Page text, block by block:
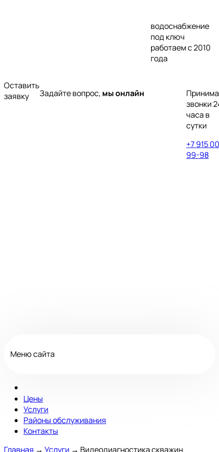
водоснабжение
под ключ
работаем с 2010
года
Оставить
заявку
Задайте вопрос, мы онлайн
звонки
часа в
сутки
+7 915
99-98
Меню сайта
Цены
Услуги
Районы обслуживания
Контакты
Главная → Услуги → Видеодиагностика скважин